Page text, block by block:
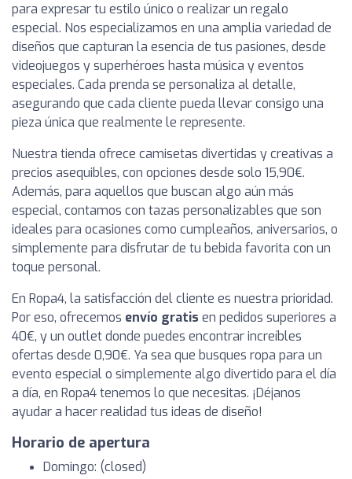
para expresar tu estilo único o realizar un regalo
especial. Nos especializamos en una amplia variedad de
diseños que capturan la esencia de tus pasiones, desde
videojuegos y superhéroes hasta música y eventos
especiales. Cada prenda se personaliza al detalle,
asegurando que cada cliente pueda llevar consigo una
pieza única que realmente le represente.
Nuestra tienda ofrece camisetas divertidas y creativas a
precios asequibles, con opciones desde solo 15,90€.
Además, para aquellos que buscan algo aún más
especial, contamos con tazas personalizables que son
ideales para ocasiones como cumpleaños, aniversarios, o
simplemente para disfrutar de tu bebida favorita con un
toque personal.
En Ropa4, la satisfacción del cliente es nuestra prioridad.
Por eso, ofrecemos envío gratis en pedidos superiores a
40€, y un outlet donde puedes encontrar increíbles
ofertas desde 0,90€. Ya sea que busques ropa para un
evento especial o simplemente algo divertido para el día
a día, en Ropa4 tenemos lo que necesitas. ¡Déjanos
ayudar a hacer realidad tus ideas de diseño!
Horario de apertura
Domingo: (closed)